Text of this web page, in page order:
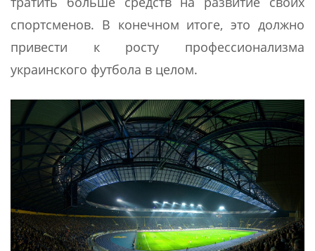
спортсменов. В конечном итоге, это должно
привести к росту профессионализма
украинского футбола в целом.